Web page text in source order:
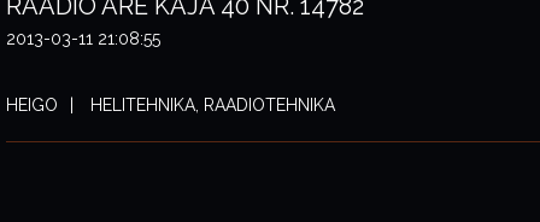
RAADIO ARE KAJA 40 NR. 14782
2013-03-11 21:08:55
HEIGO HELITEHNIKA, RAADIOTEHNIKA